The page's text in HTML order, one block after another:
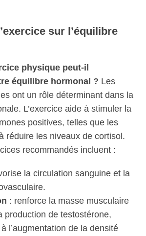
sur l’équilibre
physique peut-il
équilibre hormonal ? Les
ont un rôle déterminant dans la
L’exercice aide à stimuler la
positives, telles que les
réduire les niveaux de cortisol.
recommandés incluent :
la circulation sanguine et la
: renforce la masse musculaire
production de testostérone,
l’augmentation de la densité